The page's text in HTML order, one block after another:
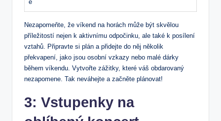
e
Nezapomeňte, že víkend na horách může být skvělou
příležitostí nejen k aktivnímu odpočinku, ale také k posílení
vztahů. Připravte si plán a přidejte do něj několik
překvapení, jako jsou osobní vzkazy nebo malé dárky
během víkendu. Vytvořte zážitky, které váš obdarovaný
nezapomene. Tak neváhejte a začněte plánovat!
3: Vstupenky na